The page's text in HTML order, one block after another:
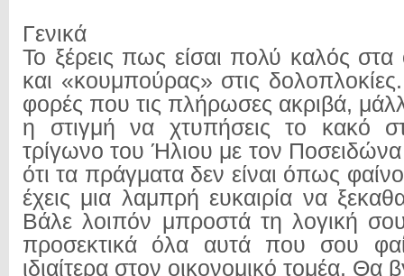
Γενικά
Το ξέρεις πως είσαι πολύ καλός στα
και «κουμπούρας» στις
φορές που τις πλήρωσες ακριβά,
η στιγμή να χτυπήσεις το κακό
τρίγωνο του Ήλιου με τον Ποσειδώνα
ότι τα πράγματα δεν είναι όπως
έχεις μια λαμπρή ευκαιρία να
Βάλε λοιπόν μπροστά τη λογική
προσεκτικά όλα αυτά που σου
ιδιαίτερα στον οικονομικό τομέα. Θα